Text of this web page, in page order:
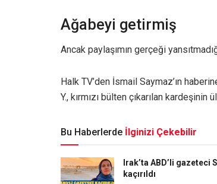
Ağabeyi getirmiş
Ancak paylaşımın gerçeği
Halk TV’den İsmail Saymaz’ın
Y., kırmızı bülten çıkarılan
Bu Haberlerde İlginizi Çekebilir
Irak’ta ABD’li gazeteci
kaçırıldı